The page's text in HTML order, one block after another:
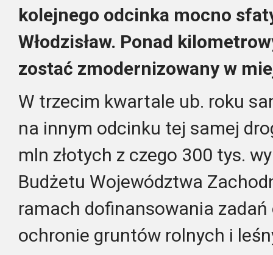
kolejnego odcinka mocno
Włodzisław. Ponad
zostać zmodernizowany w
W trzecim kwartale ub. roku
na innym odcinku tej samej
mln złotych z czego 300 tys.
Budżetu Województwa
ramach dofinansowania
ochronie gruntów rolnych i